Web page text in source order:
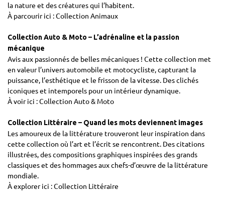
la nature et des créatures qui l’habitent.
À parcourir ici :Collection Animaux
Collection Auto & Moto – L’adrénaline et la passion
mécanique
Avis aux passionnés de belles mécaniques ! Cette collection met
en valeur l’univers automobile et motocycliste, capturant la
puissance, l’esthétique et le frisson de la vitesse. Des clichés
iconiques et intemporels pour un intérieur dynamique.
À voir ici :Collection Auto & Moto
Collection Littéraire – Quand les mots deviennent images
Les amoureux de la littérature trouveront leur inspiration dans
cette collection où l’art et l’écrit se rencontrent. Des citations
illustrées, des compositions graphiques inspirées des grands
classiques et des hommages aux chefs-d’œuvre de la littérature
mondiale.
À explorer ici :Collection Littéraire